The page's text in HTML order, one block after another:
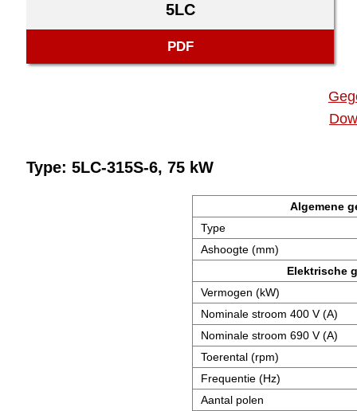
5LC
PDF
Type: 5LC-315S-6, 75 kW
Algemene
Type
Ashoogte (mm)
Elektrische
Vermogen (kW)
Nominale stroom 400 V (A)
Nominale stroom 690 V (A)
Toerental (rpm)
Frequentie (Hz)
Aantal polen